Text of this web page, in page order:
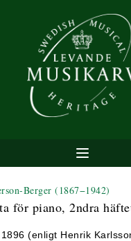
Berger (1867−1942)
för piano, 2ndra
(enligt Henrik